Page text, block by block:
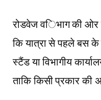
रोडवेज विभाग की ओर
कि यात्रा से पहले बस
स्टैंड या विभागीय
ताकि किसी प्रकार की